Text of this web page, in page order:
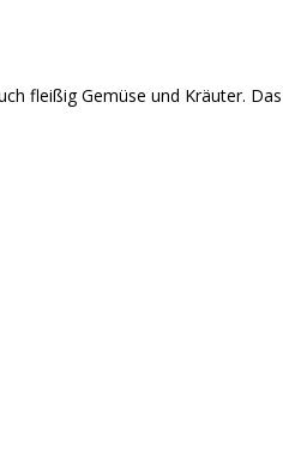
fleißig Gemüse und Kräuter. Das